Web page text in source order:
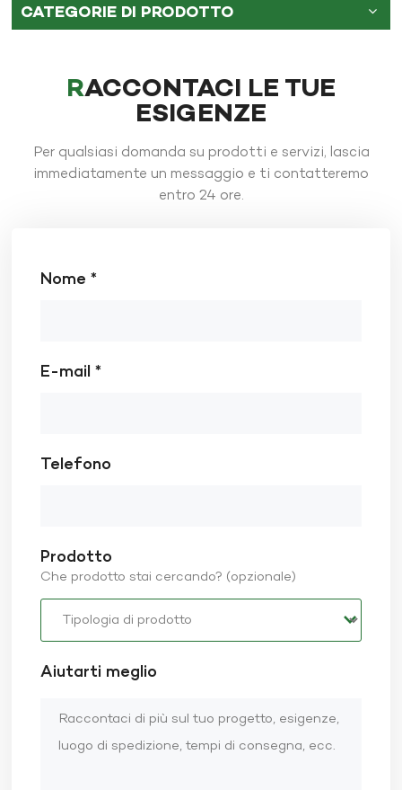
CATEGORIE DI PRODOTTO
RACCONTACI LE TUE
ESIGENZE
Per qualsiasi domanda su prodotti e servizi, lascia
immediatamente un messaggio e ti contatteremo
entro 24 ore.
Nome *
E-mail *
Telefono
Prodotto
Che prodotto stai cercando? (opzionale)
Aiutarti meglio